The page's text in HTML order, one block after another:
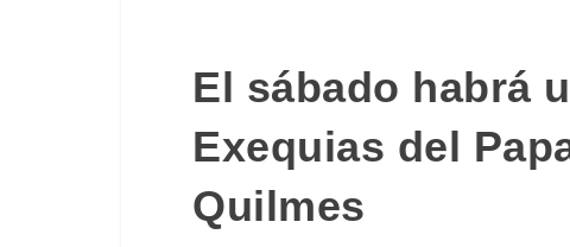
El sábado habrá
Exequias del
Quilmes